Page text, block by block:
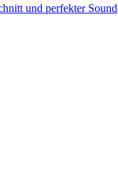
und perfekter Sound